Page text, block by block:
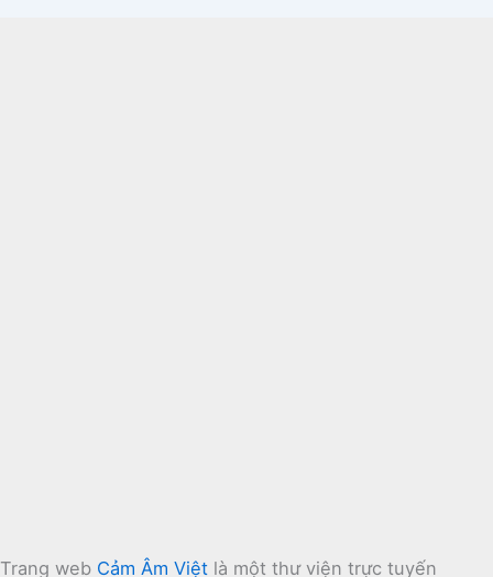
Trang web Cảm Âm Việt là một thư viện trực tuyến